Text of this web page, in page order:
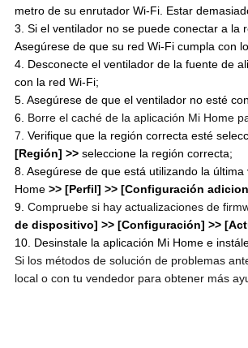
metro de su enrutador Wi-Fi. Estar
3. Si el ventilador no se puede conectar a la
Asegúrese de que su red Wi-Fi cumpla con
4. Desconecte el ventilador de la fuente de
con la red Wi-Fi;
5. Asegúrese de que el ventilador no esté
6. Borre el caché de la aplicación Mi Home
7.Verifique que la región correcta esté
[Región] >> seleccione la región correcta;
8. Asegúrese de que está utilizando la
Home>> [Perfil] >> [Configuración
9.Compruebe si hay actualizaciones de
de dispositivo] >> [Configuración] >>
10. Desinstale la aplicación Mi Home e
Si los métodos de solución de problemas
local o con tu vendedor para obtener más